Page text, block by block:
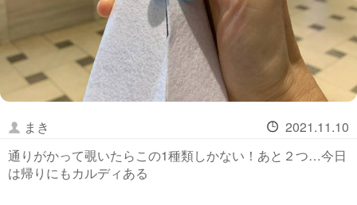
まき
2021.11.10
通りがかって覗いたらこの1種類しかない！あと２つ…今日
は帰りにもカルディある